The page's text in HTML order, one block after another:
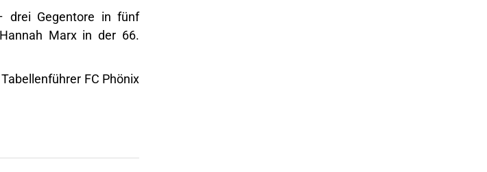
drei Gegentore in fünf
Marx in der 66.
FC Phönix